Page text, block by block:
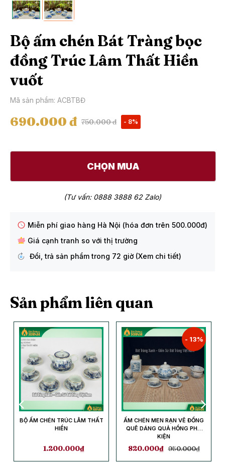
Bộ ấm chén Bát Tràng bọc
đồng Trúc Lâm Thất Hiền
vuốt
Mã sản phẩm: ACBTBĐ
690.000 đ 750.000 đ - 8%
CHỌN MUA
(Tư vấn: 0888 3888 62 Zalo)
Miễn phí giao hàng Hà Nội (hóa đơn trên 500.000đ)
Giá cạnh tranh so với thị trường
Đổi, trả sản phẩm trong 72 giờ (Xem chi tiết)
Sản phẩm liên quan
BỘ ẤM CHÉN TRÚC LÂM THẤT
HIỀN
1.200.000₫
- 13%
ẤM CHÉN MEN RẠN VẼ ĐỒNG
QUÊ DÁNG QUẢ HỒNG PHỤ
KIỆN
820.000₫ 950.000₫